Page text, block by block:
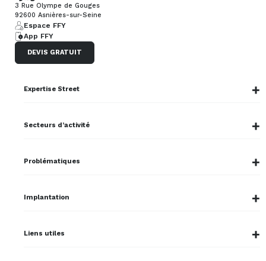
3 Rue Olympe de Gouges
92600 Asnières-sur-Seine
Espace FFY
App FFY
DEVIS GRATUIT
Expertise Street
Secteurs d’activité
Problématiques
Implantation
Liens utiles